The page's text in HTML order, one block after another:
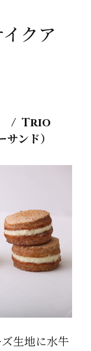
クア
/ Trio
ンド）
生地に水牛